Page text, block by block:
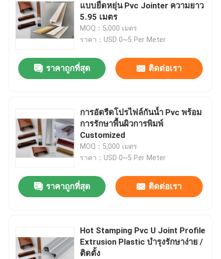
สินค้า
แบบยืดหยุ่น Pvc Jointer ความยาว
5.95 เมตร
MOQ：5,000 เมตร
ราคา：USD 0~5 Per Meter
ราคาถูกที่สุด ติดต่อเรา
การอัดรีดโปรไฟล์กันน้ำ Pvc พร้อม
การรักษาพื้นผิวการพิมพ์
Customized
MOQ：5,000 เมตร
ราคา：USD 0~5 Per Meter
ราคาถูกที่สุด ติดต่อเรา
Hot Stamping Pvc U Joint Profile
Extrusion Plastic บำรุงรักษาง่าย /
ติดตั้ง